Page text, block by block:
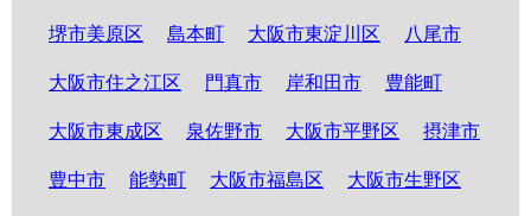
堺市美原区 島本町 大阪市東淀川区 八尾市
大阪市住之江区 門真市 岸和田市 豊能町
大阪市東成区 泉佐野市 大阪市平野区 摂津市
豊中市 能勢町 大阪市福島区 大阪市生野区